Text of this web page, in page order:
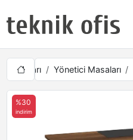
Takımları Yönetici Masaları
%30
indirim